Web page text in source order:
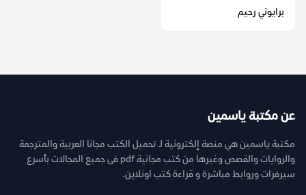
برايوني رحيم
عن مكتبة ياسمين
مكتبة ياسمين هي منصة إلكترونية لـ تحميل الكتب مجانا العربية والمترجمة
والروايات والقصص وغيرها من كتب مجانية pdf فى جميع المجالات بأسرع
سيرفرات وروابط مباشرة و قراءة كتب اونلاين.